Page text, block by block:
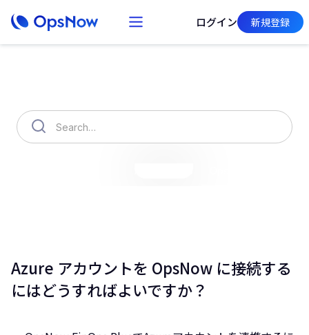
ログイン 新規登録
Azure アカウントを OpsNow に接続する
にはどうすればよいですか？